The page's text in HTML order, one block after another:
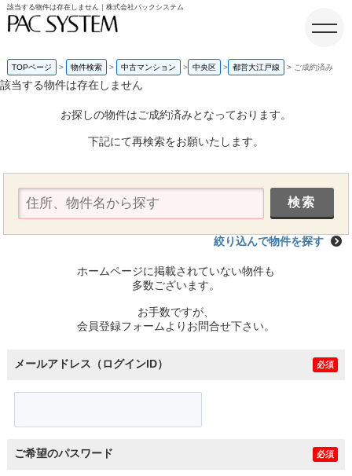
該当する物件は存在しません｜株式会社パックシステム
ホーム
TOPページ 物件検索 中古マンション 中央区 都営大江戸線 ご成約済み
該当する物件は存在しません
お探しの物件はご成約済みとなっております。
下記にて再検索をお願いたします。
絞り込んで物件を探す
ホームページに掲載されていない物件も
多数ございます。
お手数ですが、
会員登録フォームよりお問合せ下さい。
メールアドレス（ログインID） 必須
ご希望のパスワード 必須